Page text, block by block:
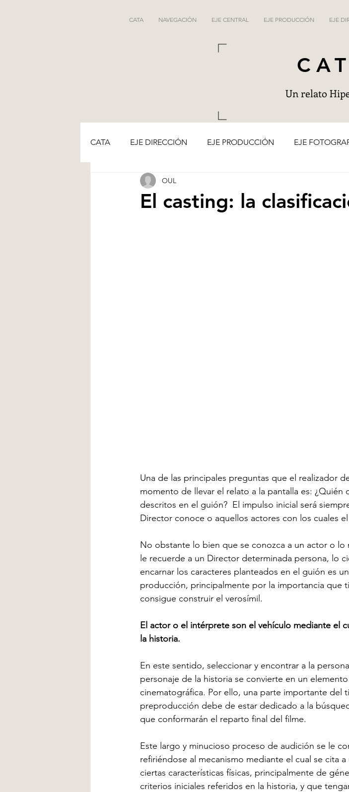
CATA NAVEGACIÓN EJE CENTRAL EJE PRODUCCIÓN EJE
Un relato
CATA EJE DIRECCIÓN EJE PRODUCCIÓN EJE
El casting: la
OUL
Una de las principales preguntas que el realizador
momento de llevar el relato a la pantalla es:
descritos en el guión?  El impulso inicial será
Director conoce o aquellos actores con los cuales
No obstante lo bien que se conozca a un actor o
le recuerde a un Director determinada persona, lo
encarnar los caracteres planteados en el guión es
producción, principalmente por la importancia que
consigue construir el verosímil.
El actor o el intérprete son el vehículo mediante el
la historia.
En este sentido, seleccionar y encontrar a la
personaje de la historia se convierte en un
cinematográfica. Por ello, una parte importante del
preproducción debe de estar dedicado a la
que conformarán el reparto final del filme.
Este largo y minucioso proceso de audición se le
refiriéndose al mecanismo mediante el cual se cita
ciertas características físicas, principalmente de
criterios iniciales referidos en la historia, y que